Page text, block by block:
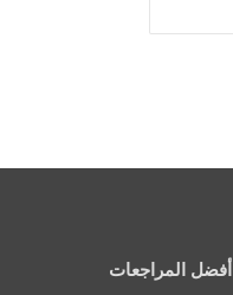
أفضل المراجعات